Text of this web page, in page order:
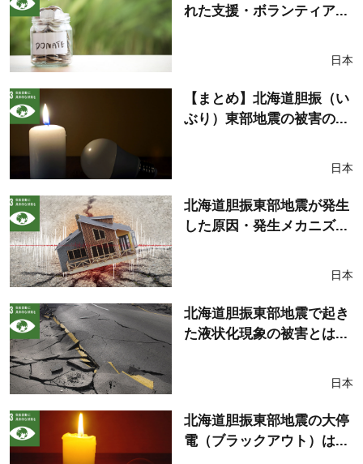
れた支援・ボランティア...
日本
【まとめ】北海道胆振（い
ぶり）東部地震の被害の...
日本
北海道胆振東部地震が発生
した原因・発生メカニズ...
日本
北海道胆振東部地震で起き
た液状化現象の被害とは...
日本
北海道胆振東部地震の大停
電（ブラックアウト）は...